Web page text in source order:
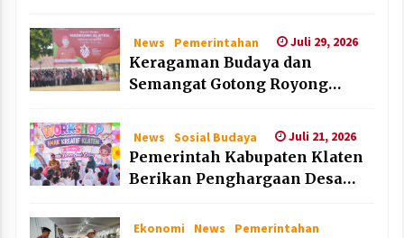
News Pemerintahan Juli 29, 2026
Keragaman Budaya dan
Semangat Gotong Royong
News Sosial Budaya Juli 21, 2026
Pemerintah Kabupaten Klaten
Berikan Penghargaan Desa
HAN 2026
Ekonomi News
Pemerintahan